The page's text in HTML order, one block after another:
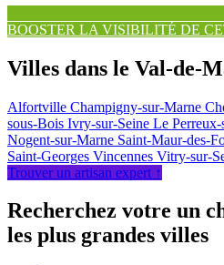
BOOSTER LA VISIBILITÉ DE
Villes dans le Val-de-
Alfortville Champigny-sur-Marne
sous-Bois Ivry-sur-Seine Le
Nogent-sur-Marne Saint-Maur-des-
Saint-Georges Vincennes Vitry-sur-
Trouver un artisan expert ↑
Recherchez votre un
les plus grandes villes